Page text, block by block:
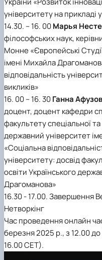
університету на прикладі
14.30. – 16. 00 Марья
філософських наук,
Монне «Європейські
імені Михайла
відповідальність
викликів»
16. 00 – 16. 30 Ганна
доцент, доцент кафедри
факультету спеціальної
державний університет
«Соціальна
університету: досвід
освіти Українського
Драгоманова»
16.30 - 17.00. Завершення
Нетворкінг
Час проведення онлайн
березня 2025 р., з 12.00 до
16.00 СЕТ).